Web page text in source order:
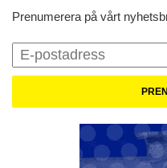
Prenumerera på vårt